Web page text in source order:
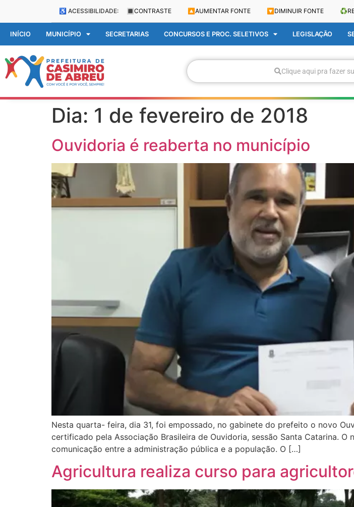
♿ ACESSIBILIDADE: 🔳 CONTRASTE 🔼 AUMENTAR FONTE 🔽 DIMINUIR FONTE ♻️
INÍCIO MUNICÍPIO SECRETARIAS CONCURSOS E PROC. SELETIVOS LEGISLAÇÃO
Clique aqui pra fazer
Dia: 1 de fevereiro de 2018
Ouvidoria é reaberta no município
Nesta quarta- feira, dia 31, foi empossado, no gabinete do prefeito o novo
certificado pela Associação Brasileira de Ouvidoria, sessão Santa Catarina.
comunicação entre a administração pública e a população. O […]
Agricultura realiza curso para